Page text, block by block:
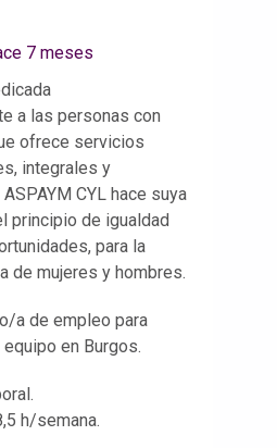
7 meses
a las personas con
ofrece servicios
integrales y
CYL hace suya
principio de igualdad
para la
de mujeres y hombres.
a de empleo para
en Burgos.
h/semana.